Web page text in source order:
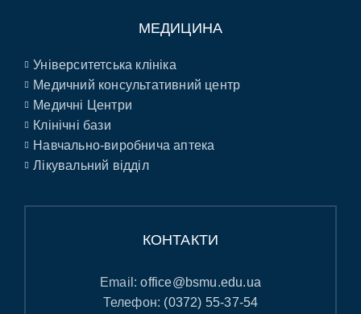
МЕДИЦИНА
Університетська клініка
Медичний консультативний центр
Медичні Центри
Клінічні бази
Навчально-виробнича аптека
Лікувальний відділ
КОНТАКТИ
Email:office@bsmu.edu.ua
Телефон: (0372) 55-37-54